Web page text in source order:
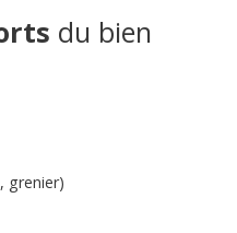
du bien
grenier)